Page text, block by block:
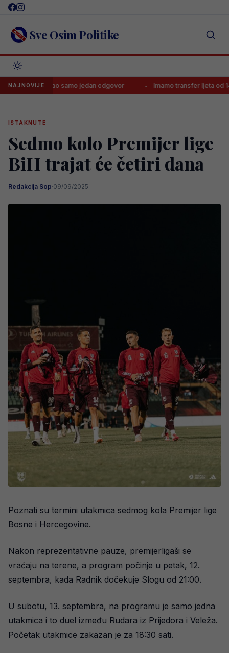
Skip
content Sve Osim Politike
NAJNOVIJE
imao samo jedan odgovor Imamo transfer ljeta od
ISTAKNUTE
Sedmo kolo Premijer lige
BiH trajat će četiri dana
Redakcija Sop·09/09/2025
Poznati su termini utakmica sedmog kola Premijer lige
Bosne i Hercegovine.
Nakon reprezentativne pauze, premijerligaši se
vraćaju na terene, a program počinje u petak, 12.
septembra, kada Radnik dočekuje Slogu od 21:00.
U subotu, 13. septembra, na programu je samo jedna
utakmica i to duel između Rudara iz Prijedora i Veleža.
Početak utakmice zakazan je za 18:30 sati.